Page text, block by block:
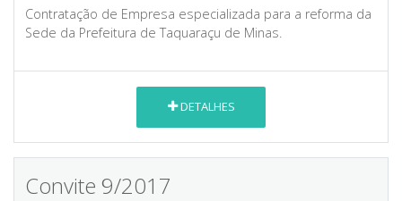
Contratação de Empresa especializada para a reforma da
Sede da Prefeitura de Taquaraçu de Minas.
DETALHES
Convite 9/2017